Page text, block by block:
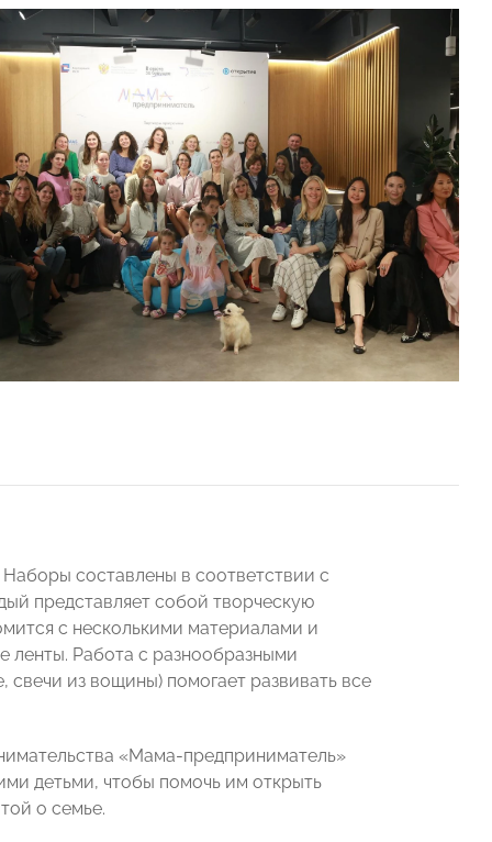
Наборы составлены в соответствии с
представляет собой творческую
с несколькими материалами и
ленты. Работа с разнообразными
из вощины) помогает развивать все
«Мама-предприниматель»
детьми, чтобы помочь им открыть
о семье.